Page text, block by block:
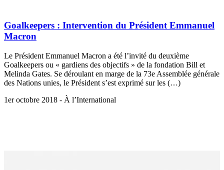
Goalkeepers : Intervention du Président Emmanuel
Macron
Le Président Emmanuel Macron a été l’invité du deuxième
Goalkeepers ou « gardiens des objectifs » de la fondation Bill et
Melinda Gates. Se déroulant en marge de la 73e Assemblée générale
des Nations unies, le Président s’est exprimé sur les (…)
1er octobre 2018 - À l’International